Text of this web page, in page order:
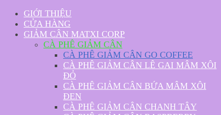
GIỚI THIỆU
CỬA HÀNG
GIẢM CÂN MATXI CORP
CÀ PHÊ GIẢM CÂN
CÀ PHÊ GIẢM CÂN GO COFFEE
CÀ PHÊ GIẢM CÂN LÊ GAI MÂM XÔI
ĐỎ
CÀ PHÊ GIẢM CÂN BỨA MÂM XÔI
ĐEN
CÀ PHÊ GIẢM CÂN CHANH TÂY